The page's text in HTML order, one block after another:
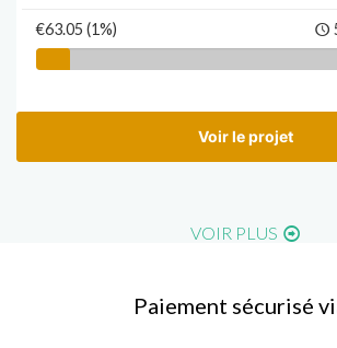
€63.05 (1%)
Voir le projet
VOIR PLUS
Paiement sécurisé